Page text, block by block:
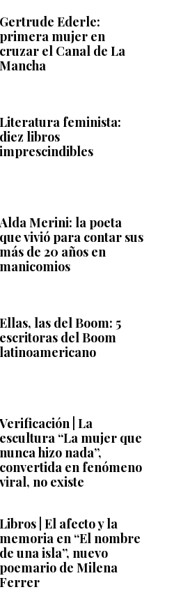
Gertrude Ederle:
primera mujer en
cruzar el Canal de La
Mancha
Literatura feminista:
diez libros
imprescindibles
Alda Merini: la poeta
que vivió para contar sus
más de 20 años en
manicomios
Ellas, las del Boom: 5
escritoras del Boom
latinoamericano
Verificación | La
escultura “La mujer que
nunca hizo nada”,
convertida en fenómeno
viral, no existe
Libros | El afecto y la
memoria en “El nombre
de una isla”, nuevo
poemario de Milena
Ferrer